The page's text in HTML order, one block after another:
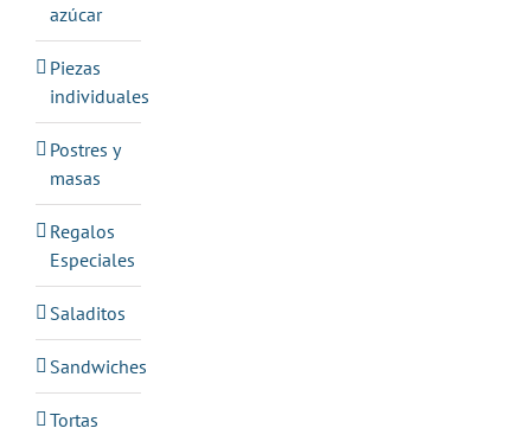
azúcar
Piezas
individuales
Postres y
masas
Regalos
Especiales
Saladitos
Sandwiches
Tortas